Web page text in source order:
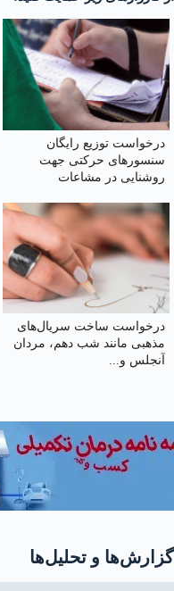
درخواست توزیع رایگان
سنسورهای حرکتی جهت
روشنایی در مشاعات
درخواست ساخت سریال‌های
مذهبی مانند شب دهم، مردان
آنجلس و...
گزارش‌ها و تحلیل‌ها